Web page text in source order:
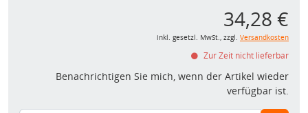
34,28 €
inkl. gesetzl. MwSt., zzgl. Versandkosten
Zur Zeit nicht lieferbar
Benachrichtigen Sie mich, wenn der Artikel wieder
verfügbar ist.